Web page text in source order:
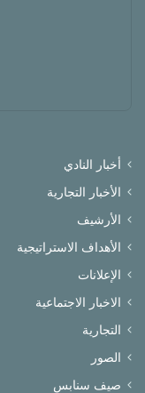
أخبار النادي
الأخبار التجارية
الأرشيف
الأهداف الاستراتيجية
الإعلانات
الاخبار الاجتماعية
التجارية
الصور
صيف سنابس